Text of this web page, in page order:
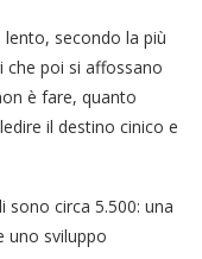
lento, secondo la più
che poi si affossano
è fare, quanto
il destino cinico e
sono circa 5.500: una
uno sviluppo